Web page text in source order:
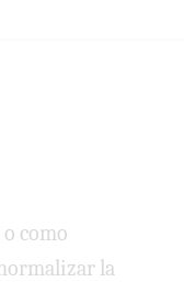
como
la